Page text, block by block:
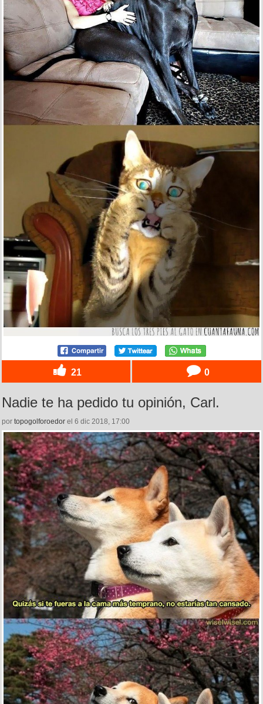
21 0
Nadie te ha pedido tu opinión, Carl.
por topogolforoedor el 6 dic 2018, 17:00